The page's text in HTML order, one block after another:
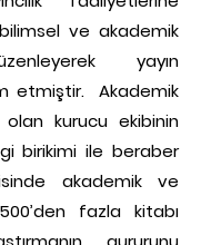
ve akademik
yayın
etmiştir. Akademik
kurucu ekibinin
birikimi ile beraber
akademik ve
fazla kitabı